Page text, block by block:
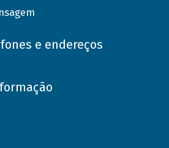
e endereços